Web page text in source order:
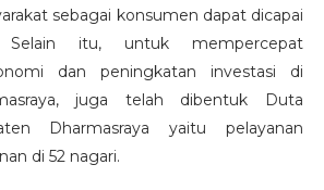
sebagai konsumen dapat dicapai
Selain itu, untuk mempercepat
dan peningkatan investasi di
juga telah dibentuk Duta
Dharmasraya yaitu pelayanan
di 52 nagari.